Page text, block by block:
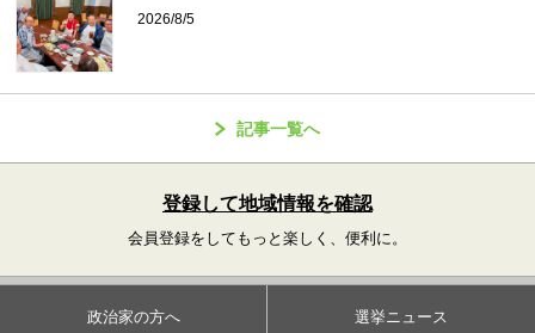
2026/8/5
記事一覧へ
登録して地域情報を確認
会員登録をしてもっと楽しく、便利に。
政治家の方へ 選挙ニュース